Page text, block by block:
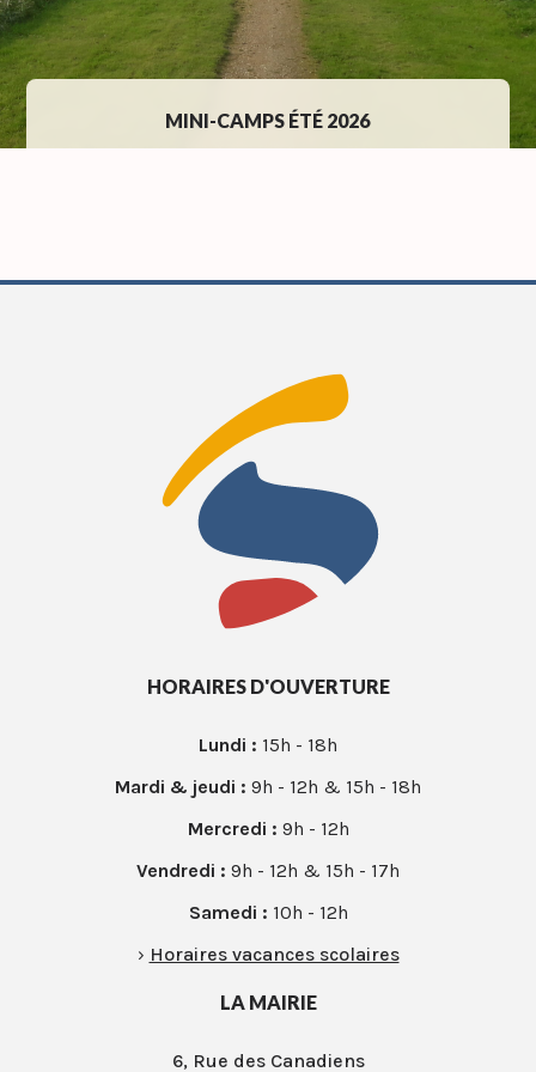
MINI-CAMPS ÉTÉ 2026
HORAIRES D'OUVERTURE
Lundi : 15h - 18h
Mardi & jeudi : 9h - 12h & 15h - 18h
Mercredi : 9h - 12h
Vendredi : 9h - 12h & 15h - 17h
Samedi : 10h - 12h
› Horaires vacances scolaires
LA MAIRIE
6, Rue des Canadiens